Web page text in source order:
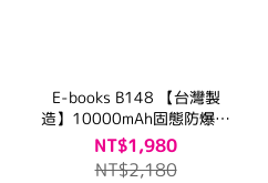
E-books B148 【台灣製
造】10000mAh固態防爆不
燃燒自帶線數顯行動電源
NT$1,980
NT$2,180